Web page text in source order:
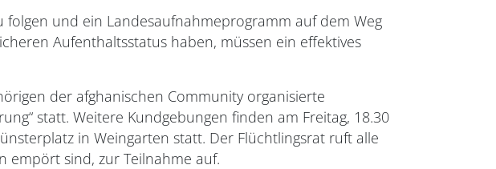
und ein Landesaufnahmeprogramm auf dem Weg
Aufenthaltsstatus haben, müssen ein effektives
der afghanischen Community organisierte
statt. Weitere Kundgebungen finden am Freitag, 18.30
in Weingarten statt. Der Flüchtlingsrat ruft alle
empört sind, zur Teilnahme auf.